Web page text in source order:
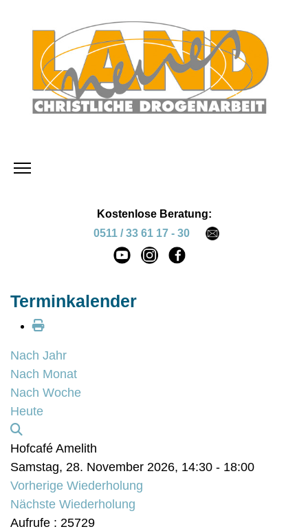
Kostenlose Beratung:
0511 / 33 61 17 - 30
Terminkalender
Nach Jahr
Nach Monat
Nach Woche
Heute
Hofcafé Amelith
Samstag, 28. November 2026, 14:30 - 18:00
Vorherige Wiederholung
Nächste Wiederholung
Aufrufe : 25729